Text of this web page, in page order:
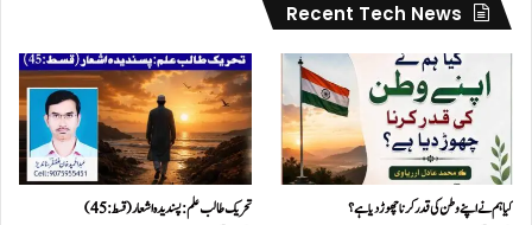
Recent Tech News
کیا ہم نے اپنے وطن کی قدر کرنا چھوڑ دیا ہے؟ تحریک طالب علم: پسندیدہ اشعار (قسط:45)